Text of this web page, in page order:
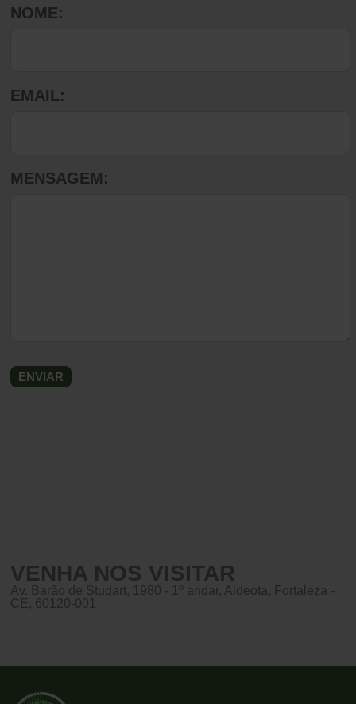
NOME:
EMAIL:
MENSAGEM:
VENHA NOS VISITAR
Av. Barão de Studart, 1980 - 1º andar, Aldeota, Fortaleza -
CE, 60120-001